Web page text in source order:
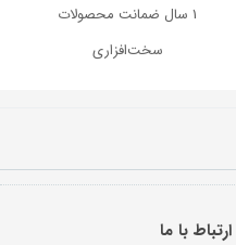
1 سال ضمانت محصولات
سخت‌افزاری
ارتباط با ما​